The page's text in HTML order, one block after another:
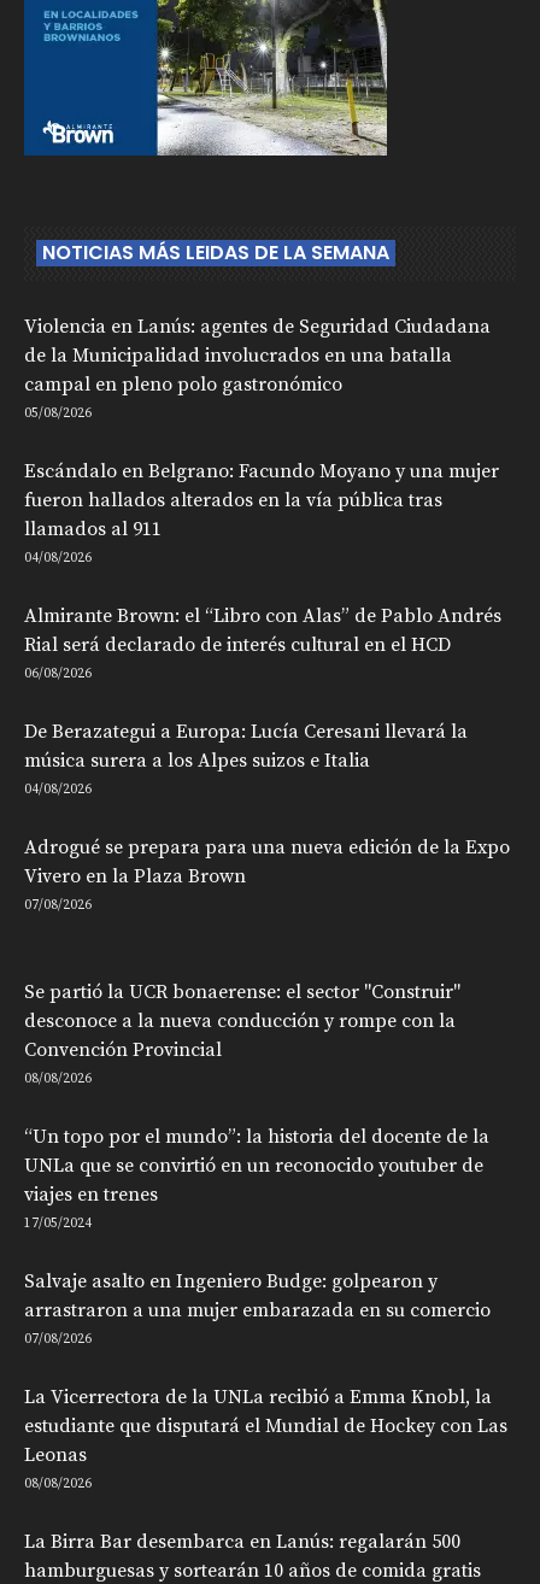
NOTICIAS MÁS LEIDAS DE LA SEMANA
Violencia en Lanús: agentes de Seguridad Ciudadana
de la Municipalidad involucrados en una batalla
campal en pleno polo gastronómico
05/08/2026
Escándalo en Belgrano: Facundo Moyano y una mujer
fueron hallados alterados en la vía pública tras
llamados al 911
04/08/2026
Almirante Brown: el “Libro con Alas” de Pablo Andrés
Rial será declarado de interés cultural en el HCD
06/08/2026
De Berazategui a Europa: Lucía Ceresani llevará la
música surera a los Alpes suizos e Italia
04/08/2026
Adrogué se prepara para una nueva edición de la Expo
Vivero en la Plaza Brown
07/08/2026
Se partió la UCR bonaerense: el sector "Construir"
desconoce a la nueva conducción y rompe con la
Convención Provincial
08/08/2026
“Un topo por el mundo”: la historia del docente de la
UNLa que se convirtió en un reconocido youtuber de
viajes en trenes
17/05/2024
Salvaje asalto en Ingeniero Budge: golpearon y
arrastraron a una mujer embarazada en su comercio
07/08/2026
La Vicerrectora de la UNLa recibió a Emma Knobl, la
estudiante que disputará el Mundial de Hockey con Las
Leonas
08/08/2026
La Birra Bar desembarca en Lanús: regalarán 500
hamburguesas y sortearán 10 años de comida gratis